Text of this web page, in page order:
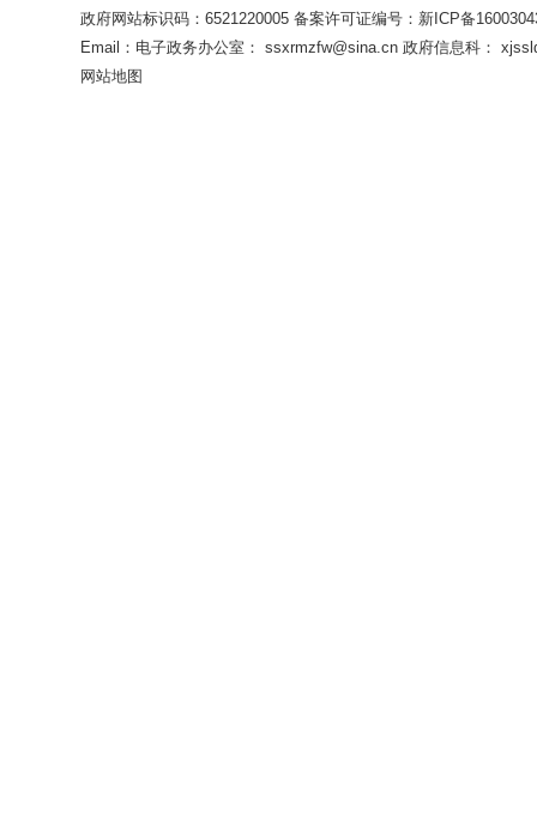
政府网站标识码：6521220005 备案许可证编号：新ICP备
Email：电子政务办公室： ssxrmzfw@sina.cn 政府信息科：
网站地图